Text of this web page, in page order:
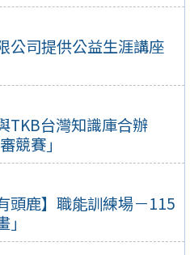
公司提供公益生涯講座
TKB台灣知識庫合辦
競賽」
頭鹿】職能訓練場－115